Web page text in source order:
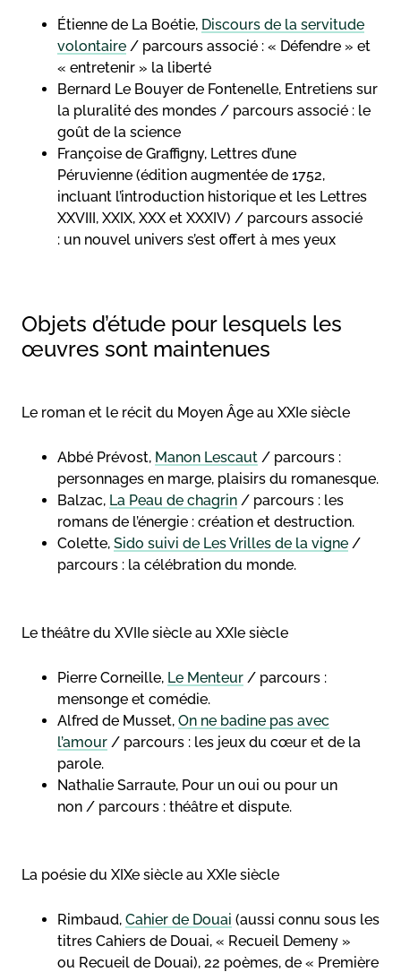
Étienne de La Boétie, Discours de la servitude
volontaire / parcours associé : « Défendre » et
« entretenir » la liberté
Bernard Le Bouyer de Fontenelle, Entretiens sur
la pluralité des mondes / parcours associé : le
goût de la science
Françoise de Graffigny, Lettres d’une
Péruvienne (édition augmentée de 1752,
incluant l’introduction historique et les Lettres
XXVIII, XXIX, XXX et XXXIV) / parcours associé
: un nouvel univers s’est offert à mes yeux
Objets d’étude pour lesquels les
œuvres sont maintenues
Le roman et le récit du Moyen Âge au XXIe siècle
Abbé Prévost, Manon Lescaut / parcours :
personnages en marge, plaisirs du romanesque.
Balzac, La Peau de chagrin / parcours : les
romans de l’énergie : création et destruction.
Colette, Sido suivi de Les Vrilles de la vigne /
parcours : la célébration du monde.
Le théâtre du XVIIe siècle au XXIe siècle
Pierre Corneille, Le Menteur / parcours :
mensonge et comédie.
Alfred de Musset, On ne badine pas avec
l’amour / parcours : les jeux du cœur et de la
parole.
Nathalie Sarraute, Pour un oui ou pour un
non / parcours : théâtre et dispute.
La poésie du XIXe siècle au XXIe siècle
Rimbaud, Cahier de Douai (aussi connu sous les
titres Cahiers de Douai, « Recueil Demeny »
ou Recueil de Douai), 22 poèmes, de « Première